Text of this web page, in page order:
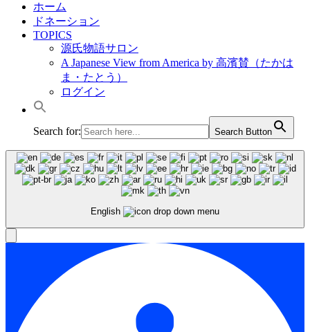
ホーム
ドネーション
TOPICS
源氏物語サロン
A Japanese View from America by 高濱賛（たかは
ま・たとう）
ログイン
Search for: Search Button
English